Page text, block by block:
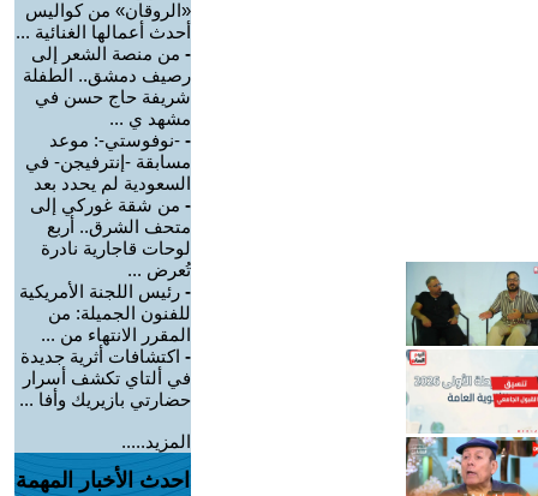
«الروقان» من كواليس
أحدث أعمالها الغنائية ...
- من منصة الشعر إلى
رصيف دمشق.. الطفلة
شريفة حاج حسن في
مشهد ي ...
- -نوفوستي-: موعد
مسابقة -إنترفيجن- في
السعودية لم يحدد بعد
- من شقة غوركي إلى
متحف الشرق.. أربع
لوحات قاجارية نادرة
تُعرض ...
- رئيس اللجنة الأمريكية
للفنون الجميلة: من
المقرر الانتهاء من ...
- اكتشافات أثرية جديدة
في ألتاي تكشف أسرار
حضارتي بازيريك وأفا ...
المزيد.....
احدث الأخبار المهمة